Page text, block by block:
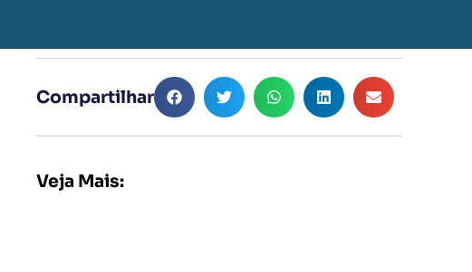
Compartilhar
Veja Mais: